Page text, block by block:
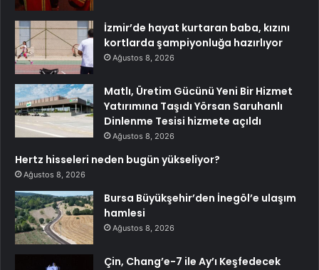
İzmir’de hayat kurtaran baba, kızını
kortlarda şampiyonluğa hazırlıyor
Ağustos 8, 2026
Matlı, Üretim Gücünü Yeni Bir Hizmet
Yatırımına Taşıdı Yörsan Saruhanlı
Dinlenme Tesisi hizmete açıldı
Ağustos 8, 2026
Hertz hisseleri neden bugün yükseliyor?
Ağustos 8, 2026
Bursa Büyükşehir’den İnegöl’e ulaşım
hamlesi
Ağustos 8, 2026
Çin, Chang’e-7 ile Ay’ı Keşfedecek